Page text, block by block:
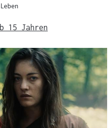
15 Jahren